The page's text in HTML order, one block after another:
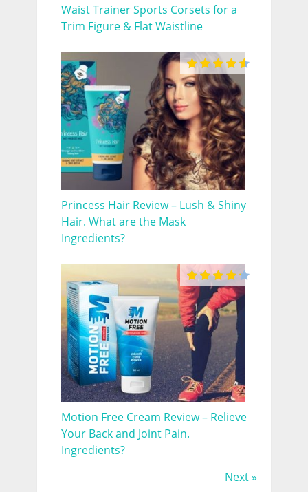
Waist Trainer Sports Corsets for a
Trim Figure & Flat Waistline
Princess Hair Review – Lush & Shiny
Hair. What are the Mask
Ingredients?
Motion Free Cream Review – Relieve
Your Back and Joint Pain.
Ingredients?
Next »